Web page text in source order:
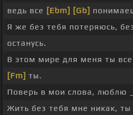
ведь все [Ebm] [Gb]
Я же без тебя потеряюсь,
останусь.
В этом мире для меня ты
[Fm] ты.
Поверь в мои слова, люблю _
Жить без тебя мне никак, ты